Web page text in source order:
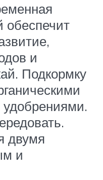
обеспечит
и
Подкормку
двумя
и